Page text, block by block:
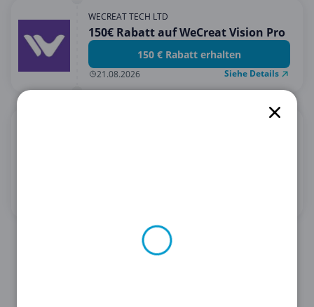
WECREAT TECH LTD
150€ Rabatt auf WeCreat Vision Pro
150 € Rabatt erhalten
21.08.2026 Siehe Details